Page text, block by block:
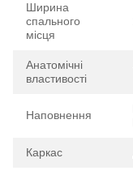
Ширина
спального
місця
Анатомічні
властивості
Наповнення
Каркас